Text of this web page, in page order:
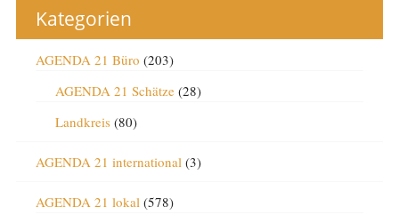
Kategorien
AGENDA 21 Büro (203)
AGENDA 21 Schätze(28)
Landkreis(80)
AGENDA 21 international(3)
AGENDA 21 lokal(578)